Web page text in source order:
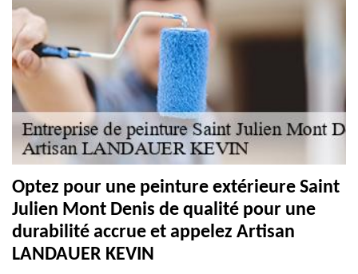
Optez pour une peinture extérieure Saint
Julien Mont Denis de qualité pour une
durabilité accrue et appelez Artisan
LANDAUER KEVIN